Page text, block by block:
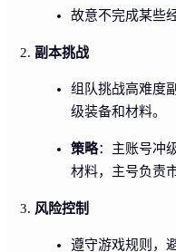
故意不完成某些
副本挑战
组队挑战高难度
级装备和材料。
策略：主账号冲
材料，主号负责
风险控制
遵守游戏规则，